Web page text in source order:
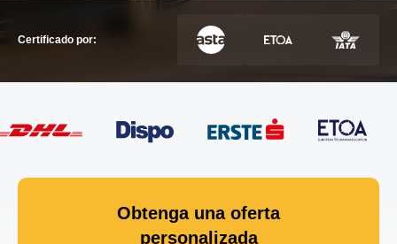
Certificado por:
Obtenga una oferta
personalizada